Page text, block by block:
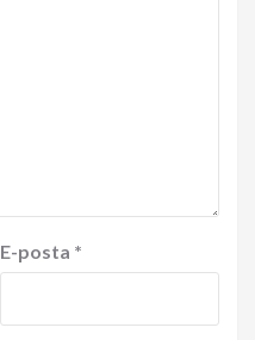
E-posta *